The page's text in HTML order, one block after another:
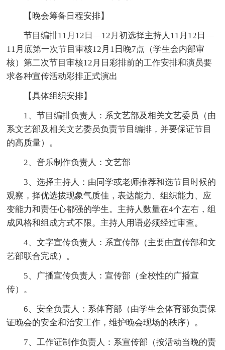
【晚会筹备日程安排】
节目编排11月12日—12月初选择主持人11月12日—
11月底第一次节目审核12月1日晚7点（学生会内部审
核）第二次节目审核12月日彩排前的工作安排和演员要
求各种宣传活动彩排正式演出
【具体组织安排】
1、节目编排负责人：系文艺部及相关文艺委员（由
系文艺部及相关文艺委员负责节目编排，并要保证节目
的高质量）。
2、音乐制作负责人：文艺部
3、选择主持人：由同学或老师推荐和选节目时候的
观察，择优选拔现象气质佳，表达能力、组织能力、应
变能力和责任心都强的学生。主持人数量在4个左右，组
成风格和组成方式不限。主持人用语必须经过审查。
4、文字宣传负责人：系宣传部（主要由宣传部和文
艺部联合完成）。
5、广播宣传负责人：宣传部（全校性的广播宣
传）。
6、安全负责人：系体育部（由学生会体育部负责保
证晚会的安全和治安工作，维护晚会现场的秩序）。
7、工作证制作负责人：系宣传部（按活动当晚的责